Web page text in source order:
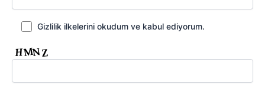
Gizlilik ilkelerini okudum ve kabul ediyorum.